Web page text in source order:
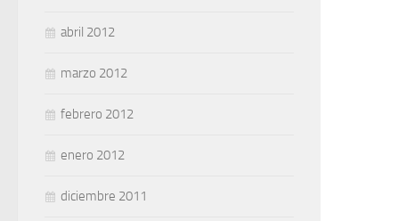
abril 2012
marzo 2012
febrero 2012
enero 2012
diciembre 2011